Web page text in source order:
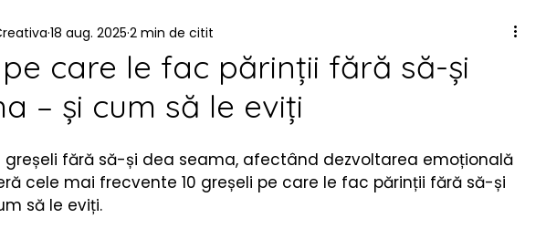
Istorie Fișe de lucru diverse Trasează
Termeni utilizare Fizica
pe care le fac părinții fără să-și
– și cum să le eviți
18 aug. 2025 2 min de citit
greșeli fără să-și dea seama, afectând dezvoltarea emoțională
cele mai frecvente 10 greșeli pe care le fac părinții fără să-și
să le eviți.